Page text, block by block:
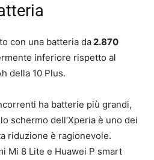
con una batteria da2.870
inferiore rispetto al
della 10 Plus.
ha batterie più grandi,
schermo dell’Xperia è uno dei
riduzione è ragionevole.
Mi 8 Lite e Huawei P smart